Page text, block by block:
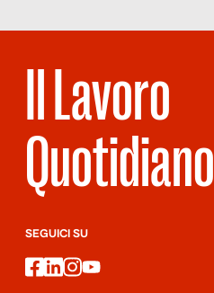
Il Lavoro
Quotidiano
SEGUICI SU
facebook
linkedin
instagram
youtube